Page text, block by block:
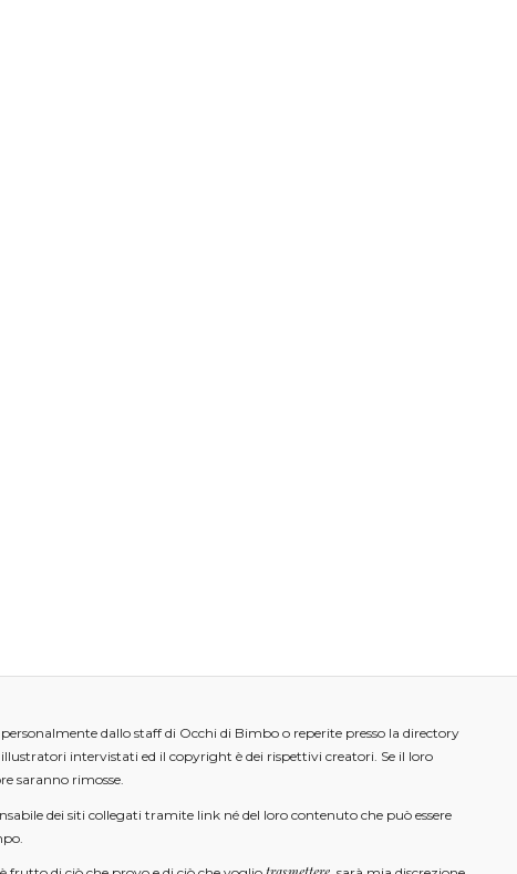
dallo staff di Occhi di Bimbo o reperite presso la directory
intervistati ed il copyright è dei rispettivi creatori. Se il loro
saranno rimosse.
dei siti collegati tramite link né del loro contenuto che può essere